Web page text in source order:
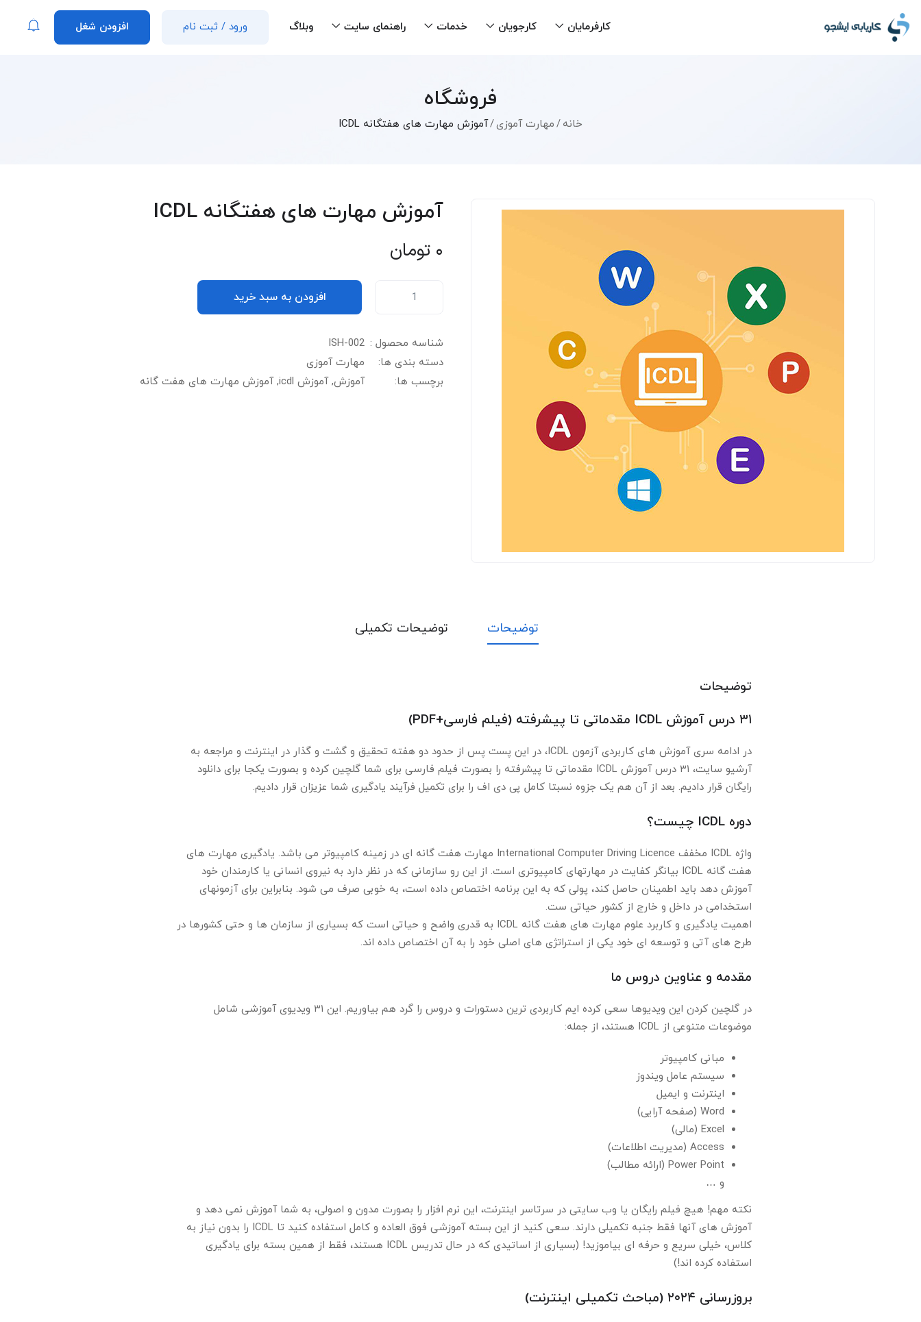
کارفرمایان کارجویان خدمات راهنمای سایت وبلاگ ورود / ثبت نام افزودن شغل
فروشگاه
خانه مهارت آموزی آموزش مهارت های هفتگانه ICDL
آموزش مهارت های هفتگانه ICDL
0 تومان
افزودن به سبد خرید
شناسه محصول : ISH-002
دسته بندی ها:
مهارت آموزی
برچسب ها:
آموزش,آموزش icdl ,آموزش مهارت های هفت گانه
توضیحات توضیحات تکمیلی
توضیحات
۳۱ درس آموزش ICDL مقدماتی تا پیشرفته (فیلم فارسی+PDF)
در ادامه سری آموزش های کاربردی آزمون ICDL، در این پست پس از حدود دو هفته تحقیق و گشت و گذار در اینترنت و مراجعه به
آرشیو سایت، ۳۱ درس آموزش ICDL مقدماتی تا پیشرفته را بصورت فیلم فارسی برای شما گلچین کرده و بصورت یکجا برای دانلود
رایگان قرار دادیم. بعد از آن هم یک جزوه نسبتا کامل پی دی اف را برای تکمیل فرآیند یادگیری شما عزیزان قرار دادیم.
دوره ICDL چیست؟
واژه ICDL مخفف International Computer Driving Licence مهارت هفت گانه ای در زمینه کامپیوتر می باشد. یادگیری مهارت های
هفت گانه ICDL بیانگر کفایت در مهارتهای کامپیوتری است. از این رو سازمانی که در نظر دارد به نیروی انسانی یا کارمندان خود
آموزش دهد باید اطمینان حاصل کند، پولی که به این برنامه اختصاص داده است، به خوبی صرف می شود. بنابراین برای آزمونهای
استخدامی در داخل و خارج از کشور حیاتی ست.
اهمیت یادگیری و کاربرد علوم مهارت های هفت گانه ICDL به قدری واضح و حیاتی است که بسیاری از سازمان ها و حتی کشورها در
طرح های آتی و توسعه ای خود یکی از استراتژی های اصلی خود را به آن اختصاص داده اند.
مقدمه و عناوین دروس ما
در گلچین کردن این ویدیوها سعی کرده ایم کاربردی ترین دستورات و دروس را گرد هم بیاوریم. این ۳۱ ویدیوی آموزشی شامل
موضوعات متنوعی از ICDL هستند، از جمله:
مبانی کامپیوتر
سیستم عامل ویندوز
اینترنت و ایمیل
Word (صفحه آرایی)
Excel (مالی)
Access (مدیریت اطلاعات)
Power Point (ارائه مطالب)
و …
نکته مهم! هیچ فیلم رایگان یا وب سایتی در سرتاسر اینترنت، این نرم افزار را بصورت مدون و اصولی، به شما آموزش نمی دهد و
آموزش های آنها فقط جنبه تکمیلی دارند. سعی کنید از این بسته آموزشی فوق العاده و کامل استفاده کنید تا ICDL را بدون نیاز به
کلاس، خیلی سریع و حرفه ای بیاموزید! (بسیاری از اساتیدی که در حال تدریس ICDL هستند، فقط از همین بسته برای یادگیری
استفاده کرده اند!)
بروزرسانی ۲۰۲۴ (مباحث تکمیلی اینترنت)